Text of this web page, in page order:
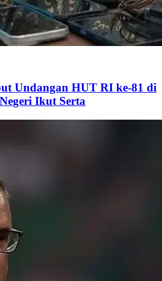
Undangan HUT RI ke-81 di
Ikut Serta